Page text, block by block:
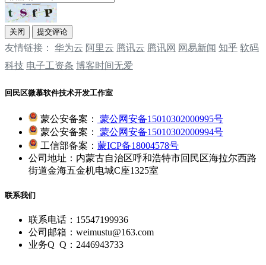
关闭 提交评论
友情链接： 华为云 阿里云 腾讯云 ‌‌腾讯网 ‌‌网易新闻 ‌‌知乎 软码
科技 电子工资条 博客时间无爱
回民区微慕软件技术开发工作室
蒙公安备案：
蒙公网安备15010302000995号
蒙公安备案：
蒙公网安备15010302000994号
工信部备案： 蒙ICP备18004578号
公司地址：内蒙古自治区呼和浩特市回民区海拉尔西路
街道金海五金机电城C座1325室
联系我们
联系电话：15547199936
公司邮箱：weimustu@163.com
业务Q Q：2446943733